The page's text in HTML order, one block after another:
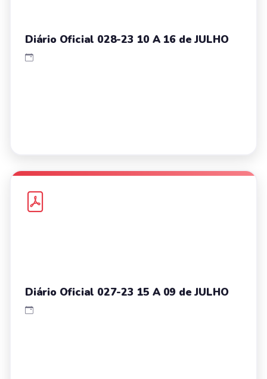
Diário Oficial 028-23 10 A 16 de JULHO
Diário Oficial 027-23 15 A 09 de JULHO